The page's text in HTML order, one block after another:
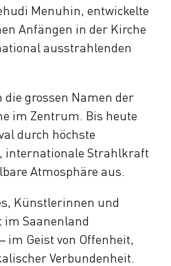
Menuhin, entwickelte
Anfängen in der Kirche
ausstrahlenden
die grossen Namen der
im Zentrum. Bis heute
durch höchste
internationale Strahlkraft
Atmosphäre aus.
Künstlerinnen und
im Saanenland
im Geist von Offenheit,
Verbundenheit.